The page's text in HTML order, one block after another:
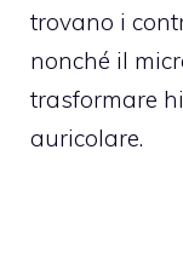
trovano i
nonché il
trasformare
auricolare.